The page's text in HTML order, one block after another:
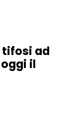
tifosi ad
il